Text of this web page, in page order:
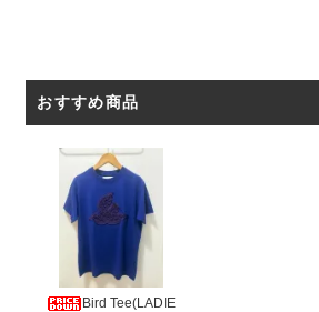
おすすめ商品
Bird Tee(LADIE